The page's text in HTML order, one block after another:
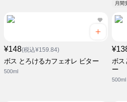
月
¥148(税込¥159.84)
ボス とろけるカフェオレ ビター
500ml
ボス
ー
500ml